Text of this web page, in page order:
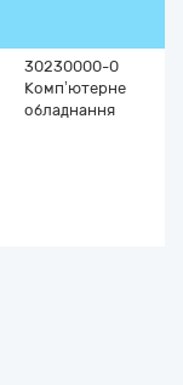
30230000-0
Комп’ютерне
обладнання